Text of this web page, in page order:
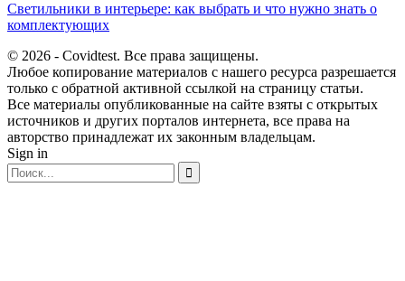
Светильники в интерьере: как выбрать и что нужно знать о
комплектующих
© 2026 - Covidtest. Все права защищены.
Любое копирование материалов с нашего ресурса разрешается
только с обратной активной ссылкой на страницу статьи.
Все материалы опубликованные на сайте взяты с открытых
источников и других порталов интернета, все права на
авторство принадлежат их законным владельцам.
Sign in